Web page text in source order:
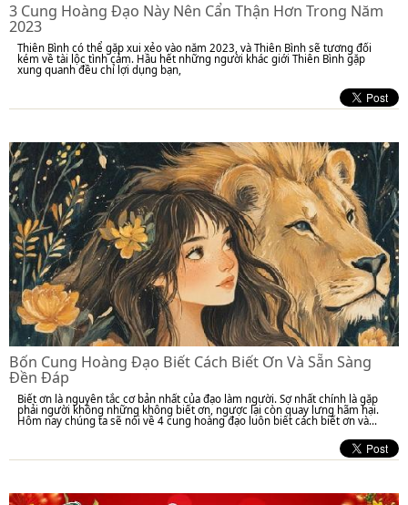
3 Cung Hoàng Đạo Này Nên Cẩn Thận Hơn Trong Năm
2023
Thiên Bình có thể gặp xui xẻo vào năm 2023, và Thiên Bình sẽ tương đối
kém về tài lộc tình cảm. Hầu hết những người khác giới Thiên Bình gặp
xung quanh đều chỉ lợi dụng bạn,
Bốn Cung Hoàng Đạo Biết Cách Biết Ơn Và Sẵn Sàng
Đền Đáp
Biết ơn là nguyên tắc cơ bản nhất của đạo làm người. Sợ nhất chính là gặp
phải người không những không biết ơn, ngược lại còn quay lưng hãm hại.
Hôm nay chúng ta sẽ nói về 4 cung hoàng đạo luôn biết cách biết ơn và...